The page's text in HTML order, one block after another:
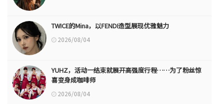
TWICE的Mina，以FENDI造型展现优雅魅力
2026/08/04
YUHZ，活动一结束就展开高强度行程……为了粉丝惊
喜变身成咖啡师
2026/08/04